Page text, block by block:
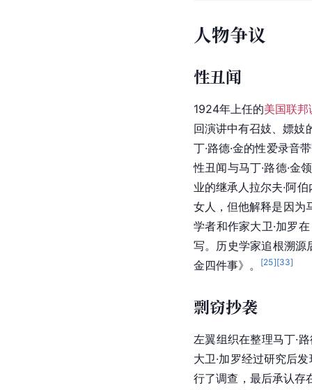
人物争议
性丑闻
1924年上任的美国联邦
回演讲中有召妓、嫖妓
丁·路德·金的性爱录音
性丑闻与马丁·路德·金
业的继承人拉尔夫·阿
女人，但他解释是因为
学者和作家大卫·加罗
写。历史学家追根溯源
金四件事》。
[25][33]
剽窃抄袭
左翼组织在整理马丁·
大卫·加罗经过研究后
行了调查，最后承认存